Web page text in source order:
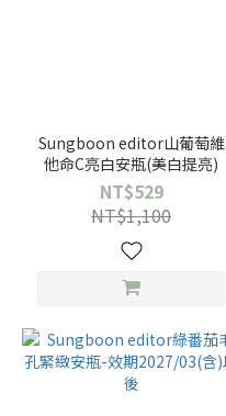
Sungboon editor山葡萄維
他命C亮白安瓶(美白提亮)
NT$529
NT$1,100